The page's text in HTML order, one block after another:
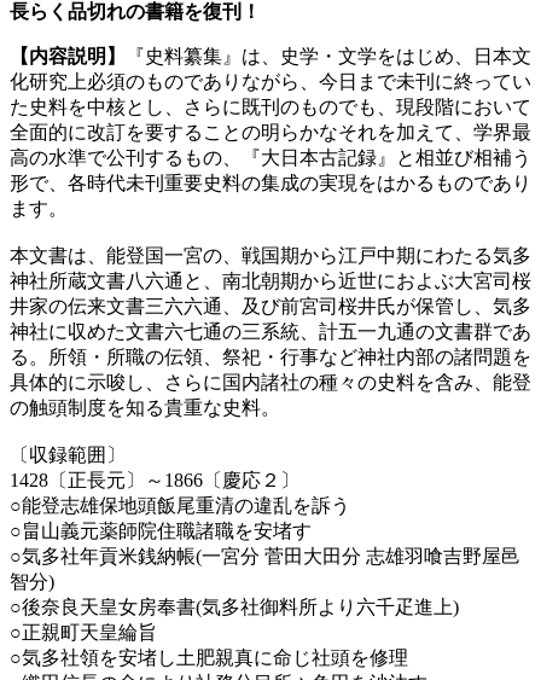
長らく品切れの書籍を復刊！
【内容説明】
『史料纂集』は、史学・文学をはじめ、日本文
化研究上必須のものでありながら、今日まで未刊に終ってい
た史料を中核とし、さらに既刊のものでも、現段階において
全面的に改訂を要することの明らかなそれを加えて、学界最
高の水準で公刊するもの、『大日本古記録』と相並び相補う
形で、各時代未刊重要史料の集成の実現をはかるものであり
ます。
本文書は、能登国一宮の、戦国期から江戸中期にわたる気多
神社所蔵文書八六通と、南北朝期から近世におよぶ大宮司桜
井家の伝来文書三六六通、及び前宮司桜井氏が保管し、気多
神社に収めた文書六七通の三系統、計五一九通の文書群であ
る。所領・所職の伝領、祭祀・行事など神社内部の諸問題を
具体的に示唆し、さらに国内諸社の種々の史料を含み、能登
の触頭制度を知る貴重な史料。
〔収録範囲〕
1428〔正長元〕～1866〔慶応２〕
○能登志雄保地頭飯尾重清の違乱を訴う
○畠山義元薬師院住職諸職を安堵す
○気多社年貢米銭納帳(一宮分 菅田大田分 志雄羽喰吉野屋邑
智分)
○後奈良天皇女房奉書(気多社御料所より六千疋進上)
○正親町天皇綸旨
○気多社領を安堵し土肥親真に命じ社頭を修理